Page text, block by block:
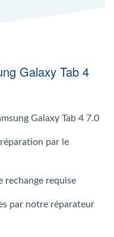
Galaxy Tab 4
Galaxy Tab 4 7.0
par le
rechange requise
par notre réparateur